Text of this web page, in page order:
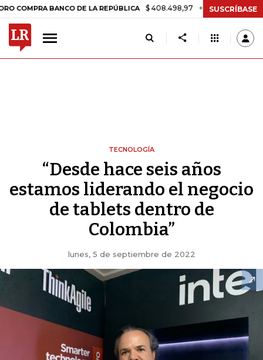
BANCO DE LA REPÚBLICA $ 408.498,97 +$ 8.753,81 +2,19%
SUSCRÍBASE
TECNOLOGÍA
“Desde hace seis años
estamos liderando el negocio
de tablets dentro de
Colombia”
lunes, 5 de septiembre de 2022